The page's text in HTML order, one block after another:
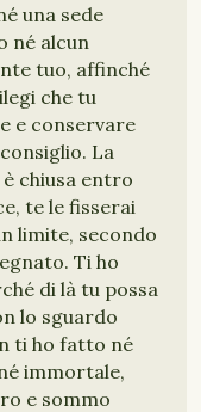
una sede
né alcun
tuo, affinché
che tu
e conservare
La
chiusa entro
te le fisserai
limite, secondo
Ti ho
di là tu possa
lo sguardo
ti ho fatto né
immortale,
e sommo